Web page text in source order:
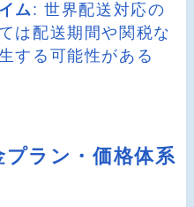
ム: 世界配送対応の
は配送期間や関税な
する可能性がある
ラン・価格体系